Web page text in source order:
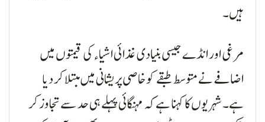
ہیں۔
مرغی اور انڈے جیسی بنیادی غذائی اشیاء کی قیمتوں میں
اضافے نے متوسط طبقے کو خاصی پریشانی میں مبتلا کر دیا
ہے۔ شہریوں کا کہنا ہے کہ مہنگائی پہلے ہی حد سے تجاوز کر